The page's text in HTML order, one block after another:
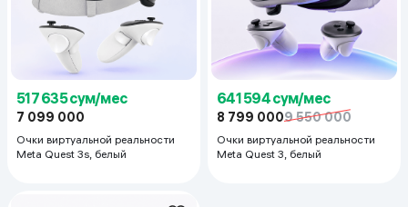
517 635 сум/мес
7 099 000
Очки виртуальной реальности
Meta Quest 3s, белый
641 594 сум/мес
8 799 0009 550 000
Очки виртуальной реальности
Meta Quest 3, белый